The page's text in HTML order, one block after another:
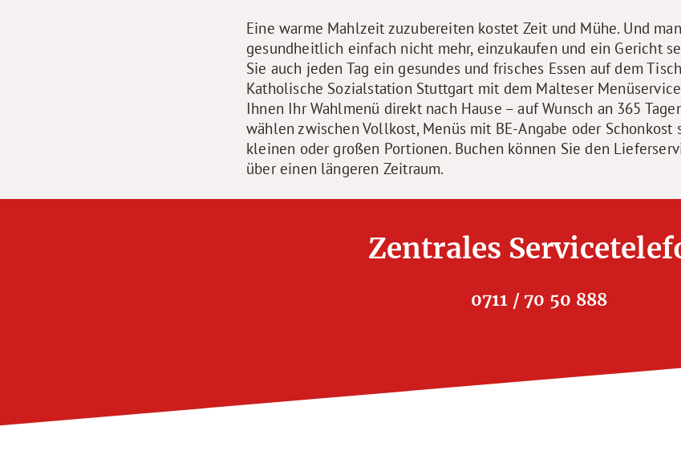
Eine warme Mahlzeit zuzubereiten kostet Zeit und Mühe. Und
gesundheitlich einfach nicht mehr, einzukaufen und ein Gericht
Sie auch jeden Tag ein gesundes und frisches Essen auf dem
Katholische Sozialstation Stuttgart mit dem Malteser
Ihnen Ihr Wahlmenü direkt nach Hause – auf Wunsch an 365
wählen zwischen Vollkost, Menüs mit BE-Angabe oder Schonkost
kleinen oder großen Portionen. Buchen können Sie den
über einen längeren Zeitraum.
Zentrales
0711 / 70 50 888